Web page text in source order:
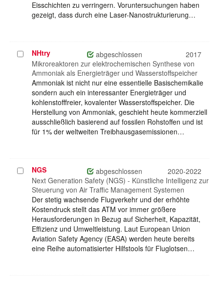
Eisschichten zu verringern. Voruntersuchungen haben
gezeigt, dass durch eine Laser-Nanostrukturierung…
Projekt
auswählen
NHtry abgeschlossen
2017
Mikroreaktoren zur elektrochemischen Synthese von
Ammoniak als Energieträger und Wasserstoffspeicher
Ammoniak ist nicht nur eine essentielle Basischemikalie
sondern auch ein interessanter Energieträger und
kohlenstofffreier, kovalenter Wasserstoffspeicher. Die
Herstellung von Ammoniak, geschieht heute kommerziell
ausschließlich basierend auf fossilen Rohstoffen und ist
für 1% der weltweiten Treibhausgasemissionen…
Projekt
auswählen
NGS abgeschlossen
2020-2022
Next Generation Safety (NGS) - Künstliche Intelligenz zur
Steuerung von Air Traffic Management Systemen
Der stetig wachsende Flugverkehr und der erhöhte
Kostendruck stellt das ATM vor immer größere
Herausforderungen in Bezug auf Sicherheit, Kapazität,
Effizienz und Umweltleistung. Laut European Union
Aviation Safety Agency (EASA) werden heute bereits
eine Reihe automatisierter Hilfstools für Fluglotsen…